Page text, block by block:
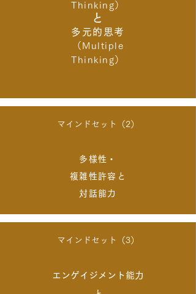
Thinking）
と
多元的思考
（Multiple
Thinking）
マインドセット（2）
多様性・
複雑性許容と
対話能力
マインドセット（3）
エンゲイジメント能力